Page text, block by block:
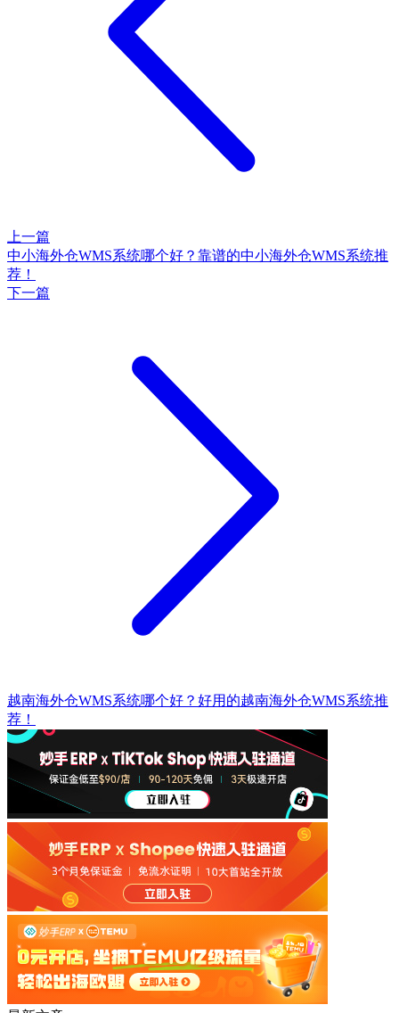
上一篇
中小海外仓WMS系统哪个好？靠谱的中小海外仓WMS系统推
荐！
下一篇
越南海外仓WMS系统哪个好？好用的越南海外仓WMS系统推
荐！